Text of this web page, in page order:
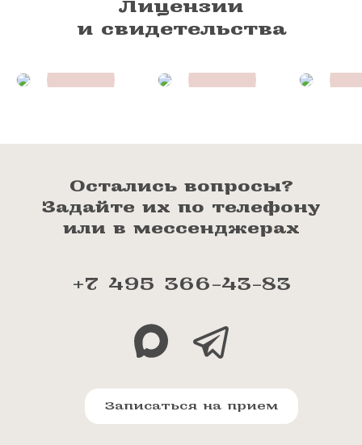
Лицензии
и свидетельства
Остались вопросы?
Задайте их по телефону
или в мессенджерах
+7 495 366-43-83
Записаться на прием